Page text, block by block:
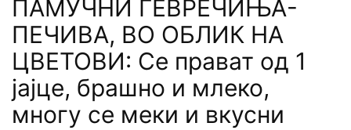
ПАМУЧНИ ЃЕВРЕЧИЊА-
ПЕЧИВА, ВО ОБЛИК НА
ЦВЕТОВИ: Се прават од 1
јајце, брашно и млеко,
многу се меки и вкусни